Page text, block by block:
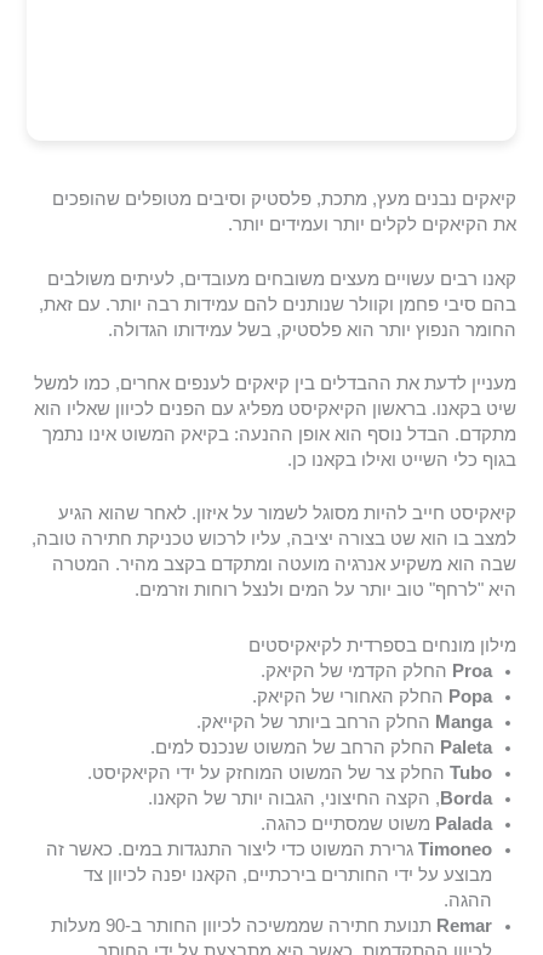
קיאקים נבנים מעץ, מתכת, פלסטיק וסיבים מטופלים שהופכים
את הקיאקים לקלים יותר ועמידים יותר.
קאנו רבים עשויים מעצים משובחים מעובדים, לעיתים משולבים
בהם סיבי פחמן וקוולר שנותנים להם עמידות רבה יותר. עם זאת,
החומר הנפוץ יותר הוא פלסטיק, בשל עמידותו הגדולה.
מעניין לדעת את ההבדלים בין קיאקים לענפים אחרים, כמו למשל
שיט בקאנו. בראשון הקיאקיסט מפליג עם הפנים לכיוון שאליו הוא
מתקדם. הבדל נוסף הוא אופן ההנעה: בקיאק המשוט אינו נתמך
בגוף כלי השייט ואילו בקאנו כן.
קיאקיסט חייב להיות מסוגל לשמור על איזון. לאחר שהוא הגיע
למצב בו הוא שט בצורה יציבה, עליו לרכוש טכניקת חתירה טובה,
שבה הוא משקיע אנרגיה מועטה ומתקדם בקצב מהיר. המטרה
היא "לרחף" טוב יותר על המים ולנצל רוחות וזרמים.
מילון מונחים בספרדית לקיאקיסטים
Proa החלק הקדמי של הקיאק.
Popa החלק האחורי של הקיאק.
Manga החלק הרחב ביותר של הקייאק.
Paleta החלק הרחב של המשוט שנכנס למים.
Tubo החלק צר של המשוט המוחזק על ידי הקיאקיסט.
Borda , הקצה החיצוני, הגבוה יותר של הקאנו.
Palada משוט שמסתיים כהגה.
Timoneo גרירת המשוט כדי ליצור התנגדות במים. כאשר זה
מבוצע על ידי החותרים בירכתיים, הקאנו יפנה לכיוון צד
ההגה.
Remar
תנועת חתירה שממשיכה לכיוון החותר ב-90 מעלות